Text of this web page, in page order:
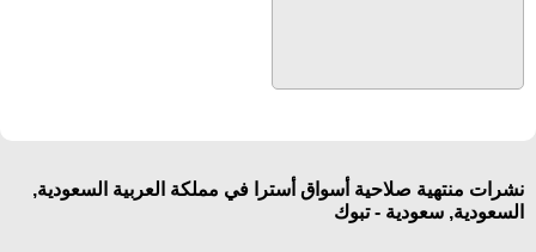
نشرات منتهية صلاحية أسواق أسترا في مملكة العربية السعودية,
السعودية, سعودية - تبوك